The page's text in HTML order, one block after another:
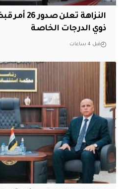
النزاهة
ذوي الدرجات الخاصة
قبل 4 ساعات